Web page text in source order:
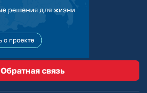
Обратная связь